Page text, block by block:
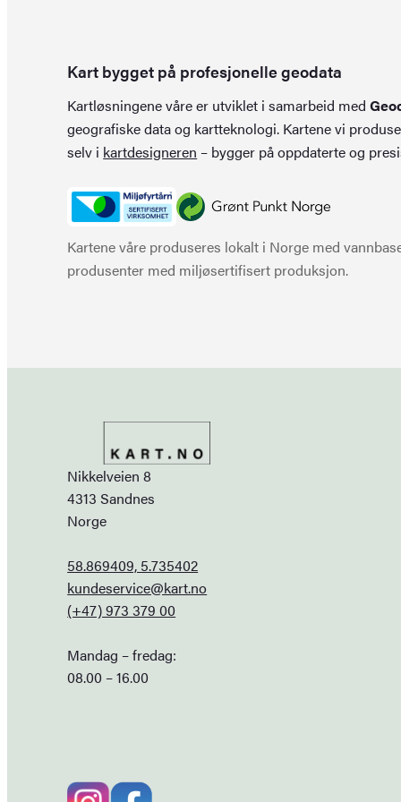
Kart bygget på profesjonelle geodata
Kartløsningene våre er utviklet i samarbeid med
geografiske data og kartteknologi. Kartene vi
selv i kartdesigneren – bygger på oppdaterte og
Kartene våre produseres lokalt i Norge med
produsenter med miljøsertifisert produksjon.
Nikkelveien 8
4313 Sandnes
Norge
58.869409, 5.735402
kundeservice@kart.no
(+47) 973 379 00
Mandag – fredag:
08.00 – 16.00